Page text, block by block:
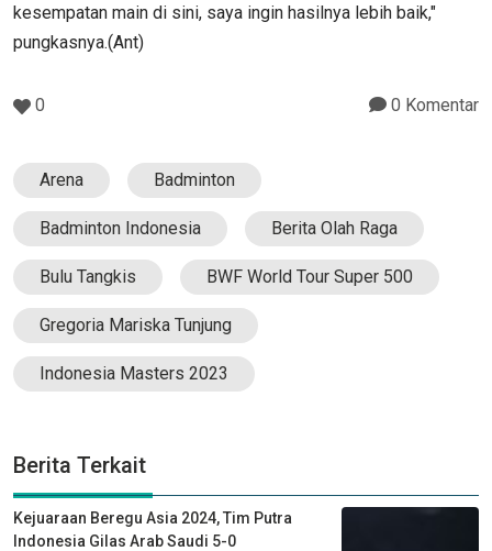
kesempatan main di sini, saya ingin hasilnya lebih baik,"
pungkasnya.(Ant)
0 0 Komentar
Arena Badminton
Badminton Indonesia Berita Olah Raga
Bulu Tangkis BWF World Tour Super 500
Gregoria Mariska Tunjung
Indonesia Masters 2023
Berita Terkait
Kejuaraan Beregu Asia 2024, Tim Putra
Indonesia Gilas Arab Saudi 5-0